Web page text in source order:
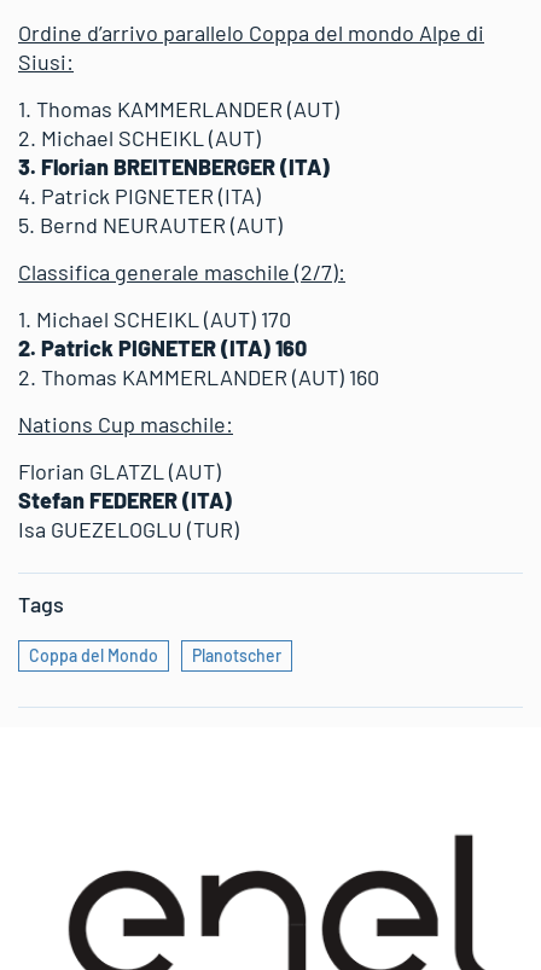
Ordine d’arrivo parallelo Coppa del mondo Alpe di
Siusi:
1. Thomas KAMMERLANDER (AUT)
2. Michael SCHEIKL (AUT)
3. Florian BREITENBERGER (ITA)
4. Patrick PIGNETER (ITA)
5. Bernd NEURAUTER (AUT)
Classifica generale maschile (2/7):
1. Michael SCHEIKL (AUT) 170
2. Patrick PIGNETER (ITA) 160
2. Thomas KAMMERLANDER (AUT) 160
Nations Cup maschile:
Florian GLATZL (AUT)
Stefan FEDERER (ITA)
Isa GUEZELOGLU (TUR)
Tags
Coppa del Mondo Planotscher